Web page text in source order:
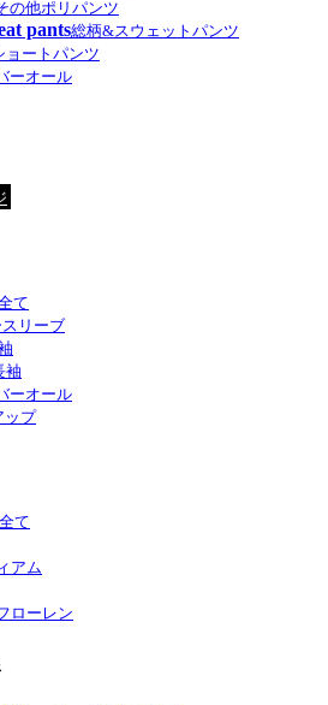
の他ポリパンツ
pants総柄&スウェットパンツ
ョートパンツ
ーオール
て
スリーブ
袖
ーオール
ップ
て
アム
ローレン